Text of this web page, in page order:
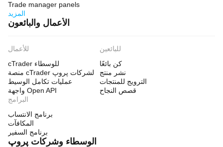
Trade manager panels
المزيد
الأعمال والبائعون
للأعمال
cTrader للوسطاء
منصة cTrader لشركات پروپ
عمليات تكامل الوسيط
واجهة Open API
للبائعين
كن بائعًا
نشر منتج
الترويج للمنتجات
قصص النجاح
البرامج
برنامج الانتساب
المكافآت
برنامج السفير
الوسطاء وشركات پروپ